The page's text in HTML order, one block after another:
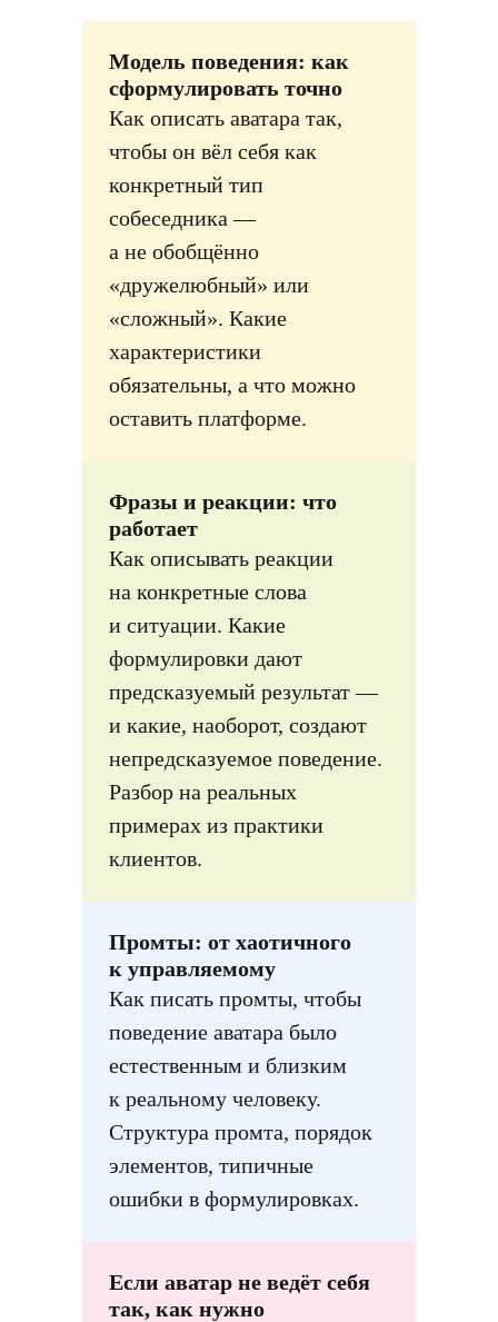
Модель поведения: как
сформулировать точно
Как описать аватара так,
чтобы он вёл себя как
конкретный тип
собеседника —
а не обобщённо
«дружелюбный» или
«сложный». Какие
характеристики
обязательны, а что можно
оставить платформе.
Фразы и реакции: что
работает
Как описывать реакции
на конкретные слова
и ситуации. Какие
формулировки дают
предсказуемый результат —
и какие, наоборот, создают
непредсказуемое поведение.
Разбор на реальных
примерах из практики
клиентов.
Промты: от хаотичного
к управляемому
Как писать промты, чтобы
поведение аватара было
естественным и близким
к реальному человеку.
Структура промта, порядок
элементов, типичные
ошибки в формулировках.
Если аватар не ведёт себя
так, как нужно